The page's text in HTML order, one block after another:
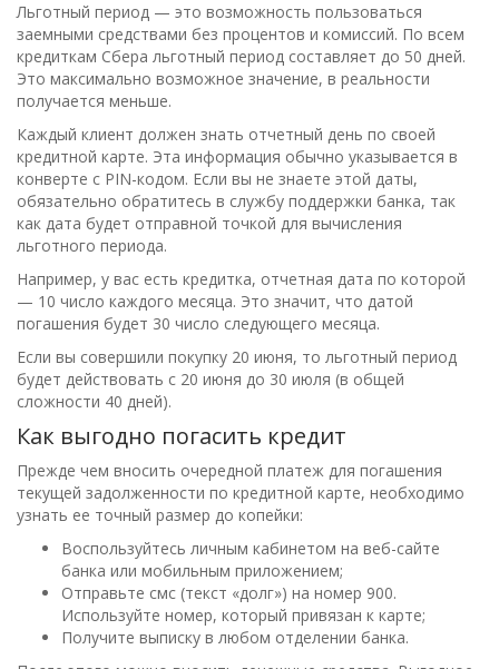
Льготный период — это возможность пользоваться
заемными средствами без процентов и комиссий. По всем
кредиткам Сбера льготный период составляет до 50 дней.
Это максимально возможное значение, в реальности
получается меньше.
Каждый клиент должен знать отчетный день по своей
кредитной карте. Эта информация обычно указывается в
конверте с PIN-кодом. Если вы не знаете этой даты,
обязательно обратитесь в службу поддержки банка, так
как дата будет отправной точкой для вычисления
льготного периода.
Например, у вас есть кредитка, отчетная дата по которой
— 10 число каждого месяца. Это значит, что датой
погашения будет 30 число следующего месяца.
Если вы совершили покупку 20 июня, то льготный период
будет действовать с 20 июня до 30 июля (в общей
сложности 40 дней).
Как выгодно погасить кредит
Прежде чем вносить очередной платеж для погашения
текущей задолженности по кредитной карте, необходимо
узнать ее точный размер до копейки:
Воспользуйтесь личным кабинетом на веб-сайте
банка или мобильным приложением;
Отправьте смс (текст «долг») на номер 900.
Используйте номер, который привязан к карте;
Получите выписку в любом отделении банка.